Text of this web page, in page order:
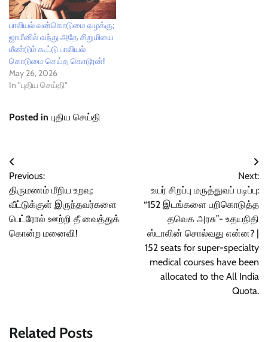
பாலியல் வன்கொடுமை வழக்கு;
ஜாமீனில் வந்து அதே சிறுமியை
மீண்டும் கூட்டு பாலியல்
கொடுமை செய்த கொடூரன்!
May 26, 2026
In "புதிய செய்தி"
Posted in புதிய செய்தி
Post
navigation
Previous:
திருமணம் மீறிய உறவு;
வீட்டுக்குள் இருந்தவர்களை
பெட்ரோல் ஊற்றி தீ வைத்துக்
கொன்ற மனைவி!
Next:
உயர் சிறப்பு மருத்துவப் படிப்பு:
“152 இடங்களை பறிகொடுத்த
தவெக அரசு”- உதயநிதி
ஸ்டாலின் சொல்வது என்ன? |
152 seats for super-specialty
medical courses have been
allocated to the All India
Quota.
Related Posts